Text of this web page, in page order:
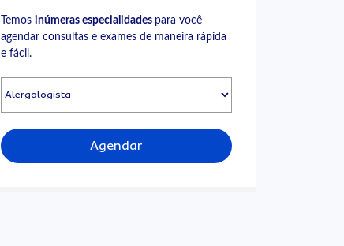
Temos inúmeras especialidades para você
agendar consultas e exames de maneira rápida
e fácil.
Agendar